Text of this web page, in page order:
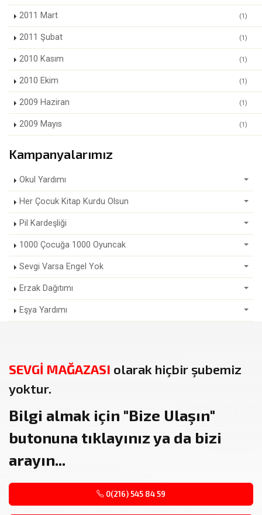
2011 Mart (1)
2011 Şubat (1)
2010 Kasım (1)
2010 Ekim (1)
2009 Haziran (1)
2009 Mayıs (1)
Kampanyalarımız
Okul Yardımı
Her Çocuk Kitap Kurdu Olsun
Pil Kardeşliği
1000 Çocuğa 1000 Oyuncak
Sevgi Varsa Engel Yok
Erzak Dağıtımı
Eşya Yardımı
SEVGİ MAĞAZASI olarak hiçbir şubemiz
yoktur.
Bilgi almak için "Bize Ulaşın"
butonuna tıklayınız ya da bizi
arayın...
0(216) 545 84 59